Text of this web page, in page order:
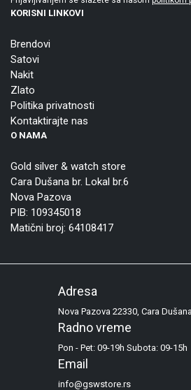
KORISNI LINKOVI
Brendovi
Satovi
Nakit
Zlato
Politika privatnosti
Kontaktirajte nas
O NAMA
Gold silver & watch store
Cara Dušana br. Lokal br.6
Nova Pazova
PIB: 109345018
Matični broj: 64108417
Adresa
Nova Pazova 22330, Cara
Radno vreme
Pon - Pet: 09-19h Subota: 09-15h
Email
info@gswstore.rs